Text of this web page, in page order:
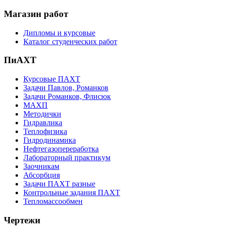
Магазин работ
Дипломы и курсовые
Каталог студенческих работ
ПиАХТ
Курсовые ПАХТ
Задачи Павлов, Романков
Задачи Романков, Флисюк
МАХП
Методички
Гидравлика
Теплофизика
Гидродинамика
Нефтегазопереработка
Лабораторный практикум
Заочникам
Абсорбция
Задачи ПАХТ разные
Контрольные задания ПАХТ
Тепломассообмен
Чертежи